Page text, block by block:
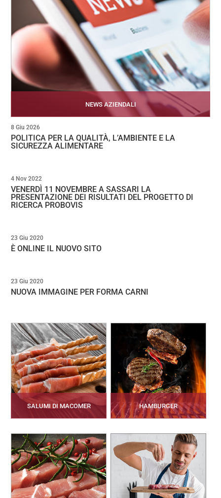
NEWS AZIENDALI
POLITICA PER LA QUALITÀ, L’AMBIENTE E LA
SICUREZZA ALIMENTARE
8 Giu 2026
VENERDÌ 11 NOVEMBRE A SASSARI LA
PRESENTAZIONE DEI RISULTATI DEL PROGETTO DI
RICERCA PROBOVIS
4 Nov 2022
È ONLINE IL NUOVO SITO
23 Giu 2020
NUOVA IMMAGINE PER FORMA CARNI
23 Giu 2020
SALUMI DI MACOMER HAMBURGER